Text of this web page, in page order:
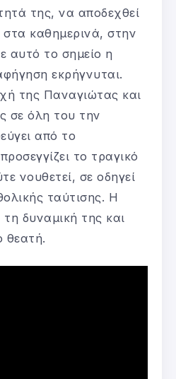
της, να αποδεχθεί
καθημερινά, στην
αυτό το σημείο η
εκρήγνυται.
της Παναγιώτας και
σε όλη του την
από το
το τραγικό
νουθετεί, σε οδηγεί
ταύτισης. Η
δυναμική της και
θεατή.